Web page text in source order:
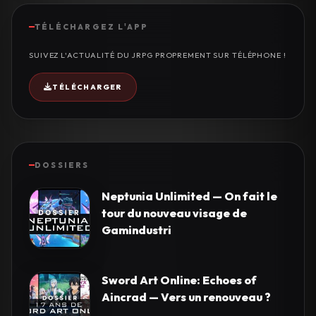
TÉLÉCHARGEZ L'APP
SUIVEZ L'ACTUALITÉ DU JRPG PROPREMENT SUR TÉLÉPHONE !
TÉLÉCHARGER
DOSSIERS
Neptunia Unlimited — On fait le
tour du nouveau visage de
Gamindustri
Sword Art Online: Echoes of
Aincrad — Vers un renouveau ?